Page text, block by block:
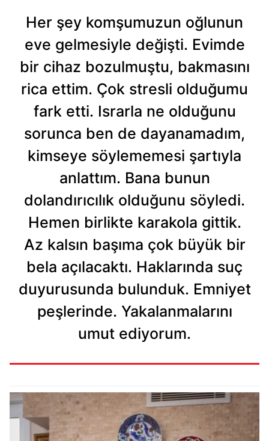
Her şey komşumuzun oğlunun
eve gelmesiyle değişti. Evimde
bir cihaz bozulmuştu, bakmasını
rica ettim. Çok stresli olduğumu
fark etti. Israrla ne olduğunu
sorunca ben de dayanamadım,
kimseye söylememesi şartıyla
anlattım. Bana bunun
dolandırıcılık olduğunu söyledi.
Hemen birlikte karakola gittik.
Az kalsın başıma çok büyük bir
bela açılacaktı. Haklarında suç
duyurusunda bulunduk. Emniyet
peşlerinde. Yakalanmalarını
umut ediyorum.